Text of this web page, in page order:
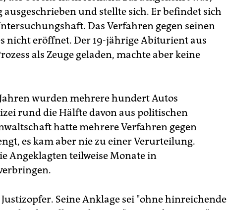
und stellte sich. Er befindet sich
Das Verfahren gegen seinen
nicht eröffnet. Der 19-jährige Abiturient aus
als Zeuge geladen, machte aber keine
wurden mehrere hundert Autos
rund die Hälfte davon aus politischen
hatte mehrere Verfahren gegen
es kam aber nie zu einer Verurteilung.
Angeklagten teilweise Monate in
Seine Anklage sei "ohne hinreichende